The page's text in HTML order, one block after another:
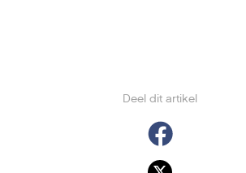
Deel dit artikel